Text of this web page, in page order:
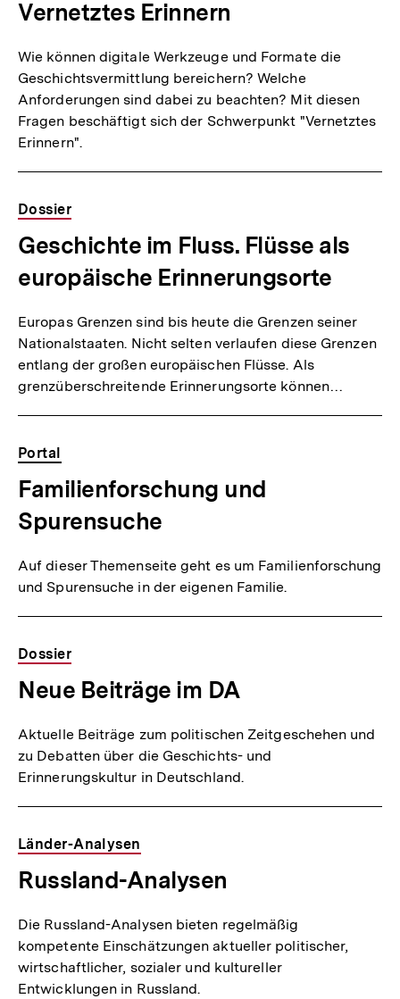
Vernetztes Erinnern
Wie können digitale Werkzeuge und Formate die
Geschichtsvermittlung bereichern? Welche
Anforderungen sind dabei zu beachten? Mit diesen
Fragen beschäftigt sich der Schwerpunkt "Vernetztes
Erinnern".
Dossier
Geschichte im Fluss. Flüsse als
europäische Erinnerungsorte
Europas Grenzen sind bis heute die Grenzen seiner
Nationalstaaten. Nicht selten verlaufen diese Grenzen
entlang der großen europäischen Flüsse. Als
grenzüberschreitende Erinnerungsorte können…
Portal
Familienforschung und
Spurensuche
Auf dieser Themenseite geht es um Familienforschung
und Spurensuche in der eigenen Familie.
Dossier
Neue Beiträge im DA
Aktuelle Beiträge zum politischen Zeitgeschehen und
zu Debatten über die Geschichts- und
Erinnerungskultur in Deutschland.
Länder-Analysen
Russland-Analysen
Die Russland-Analysen bieten regelmäßig
kompetente Einschätzungen aktueller politischer,
wirtschaftlicher, sozialer und kultureller
Entwicklungen in Russland.